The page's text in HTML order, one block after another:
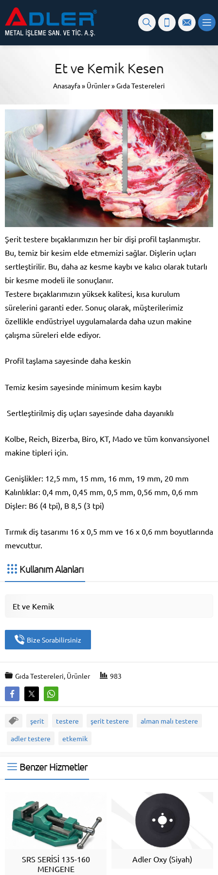
Et ve Kemik Kesen
Anasayfa» Ürünler»Gıda Testereleri
Şerit testere bıçaklarımızın her bir dişi profil taşlanmıştır.
Bu, temiz bir kesim elde etmemizi sağlar. Dişlerin uçları
sertleştirilir. Bu, daha az kesme kaybı ve kalıcı olarak tutarlı
bir kesme modeli ile sonuçlanır.
Testere bıçaklarımızın yüksek kalitesi, kısa kurulum
sürelerini garanti eder. Sonuç olarak, müşterilerimiz
özellikle endüstriyel uygulamalarda daha uzun makine
çalışma süreleri elde ediyor.
Profil taşlama sayesinde daha keskin
Temiz kesim sayesinde minimum kesim kaybı
Sertleştirilmiş diş uçları sayesinde daha dayanıklı
Kolbe, Reich, Bizerba, Biro, KT, Mado ve tüm konvansiyonel
makine tipleri için.
Genişlikler: 12,5 mm, 15 mm, 16 mm, 19 mm, 20 mm
Kalınlıklar: 0,4 mm, 0,45 mm, 0,5 mm, 0,56 mm, 0,6 mm
Dişler: B6 (4 tpi), B 8,5 (3 tpi)
Tırmık diş tasarımı 16 x 0,5 mm ve 16 x 0,6 mm boyutlarında
mevcuttur.
Kullanım Alanları
Et ve Kemik
Bize Sorabilirsiniz
Gıda Testereleri, Ürünler 983
şerit testere şerit testere
alman malı testere
adler testere
etkemik
Benzer Hizmetler
SRS SERİSİ 135-160
MENGENE
Adler Oxy (Siyah)